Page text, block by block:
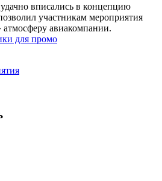
вписались в концепцию
участникам мероприятия
атмосферу авиакомпании.
для промо